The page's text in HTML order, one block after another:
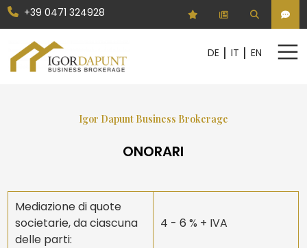
+39 0471 324928
DE IT EN
Igor Dapunt Business Brokerage
ONORARI
Mediazione di quote
societarie, da ciascuna
delle parti:
4 - 6 % + IVA
HOME
SETTORI DI ATTIVITÀ
Codice
Scegli dove cercare
Scegli la provincia